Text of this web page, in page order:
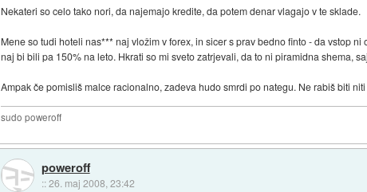
Nekateri so celo tako nori, da najemajo kredite, da potem denar vlagajo v te sklade.
Mene so tudi hoteli nas*** naj vložim v forex, in sicer s prav bedno finto - da vstop
naj bi bili pa 150% na leto. Hkrati so mi sveto zatrjevali, da to ni piramidna shema,
Ampak če pomisliš malce racionalno, zadeva hudo smrdi po nategu. Ne rabiš biti
sudo poweroff
poweroff
::26. maj 2008, 23:42